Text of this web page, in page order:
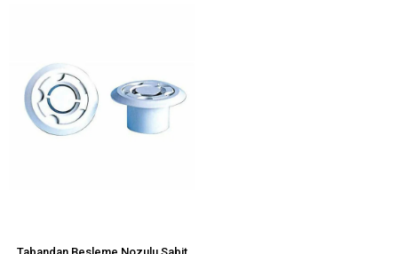
Tabandan Besleme Nozulu Sabit